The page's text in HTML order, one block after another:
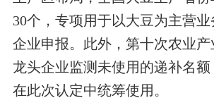
30个，专项用于以大豆为主营
企业申报。 此外， 第十次农业
龙头企业监测未使用的递补名
在此次认定中统筹使用。